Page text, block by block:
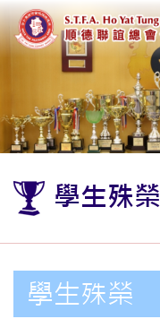
學生殊榮
學生殊榮